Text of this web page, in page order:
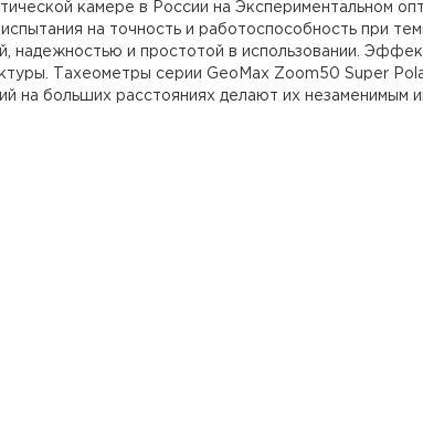
камере в России на Экспериментальном
на точность и работоспособность при
надежностью и простотой в использовании.
Тахеометры серии GeoMax Zoom50 Super
на больших расстояниях делают их незаменимым